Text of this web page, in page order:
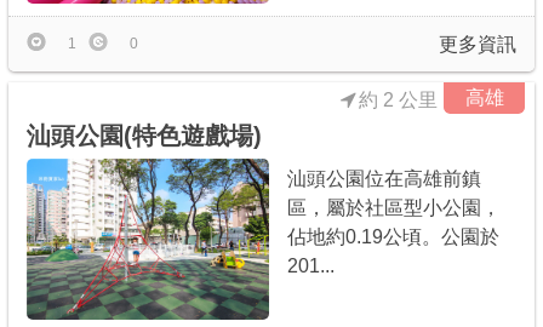
更多資訊
1 0
高雄
汕頭公園(特色遊戲場)
約 2 公里
汕頭公園位在高雄前鎮
區，屬於社區型小公園，
佔地約0.19公頃。公園於
201...